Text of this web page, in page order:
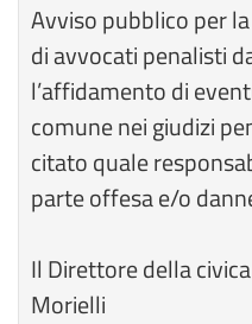
Avviso pubblico per
di avvocati penalisti
l’affidamento di
comune nei giudizi
citato quale
parte offesa e/o
Il Direttore della
Morielli